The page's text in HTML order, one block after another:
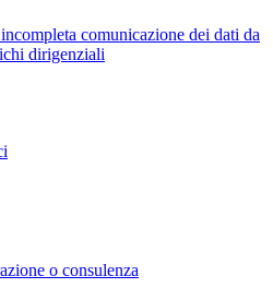
comunicazione dei dati da
dirigenziali
o consulenza